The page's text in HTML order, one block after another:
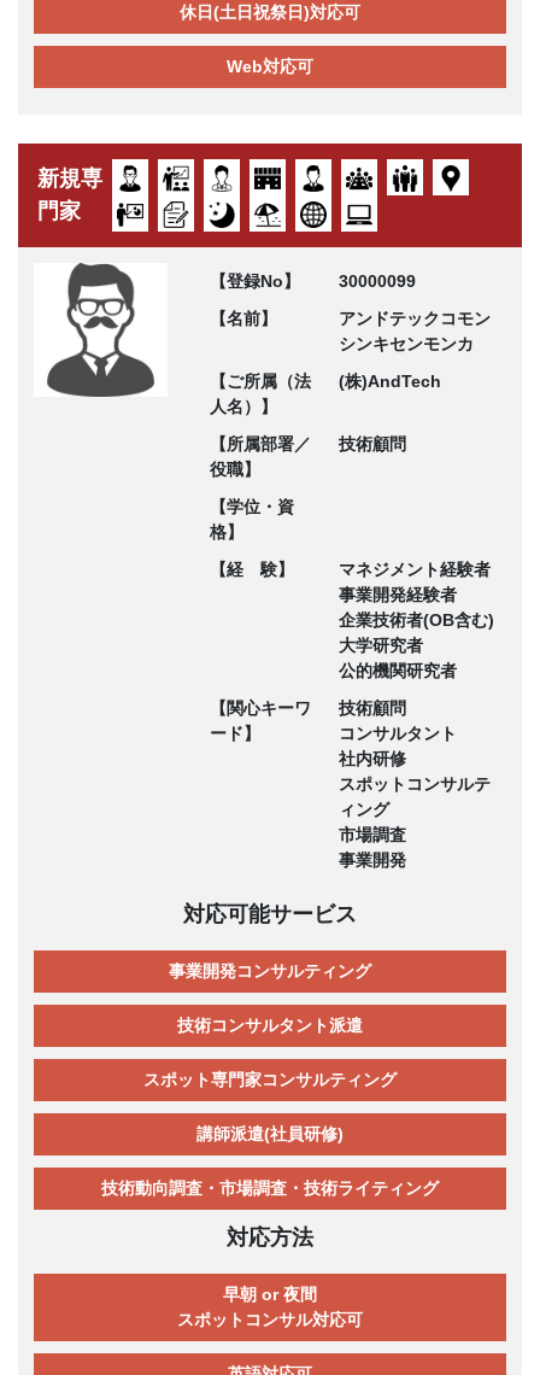
休日(土日祝祭日)対応可
Web対応可
新規専
門家
【登録No】
30000099
【名前】
アンドテックコモン
シンキセンモンカ
【ご所属（法
人名）】
(株)AndTech
【所属部署／
役職】
技術顧問
【学位・資
格】
【経 験】
マネジメント経験者
事業開発経験者
企業技術者(OB含む)
大学研究者
公的機関研究者
【関心キーワ
ード】
技術顧問
コンサルタント
社内研修
スポットコンサルテ
ィング
市場調査
事業開発
対応可能サービス
事業開発コンサルティング
技術コンサルタント派遣
スポット専門家コンサルティング
講師派遣(社員研修)
技術動向調査・市場調査・技術ライティング
対応方法
早朝 or 夜間
スポットコンサル対応可